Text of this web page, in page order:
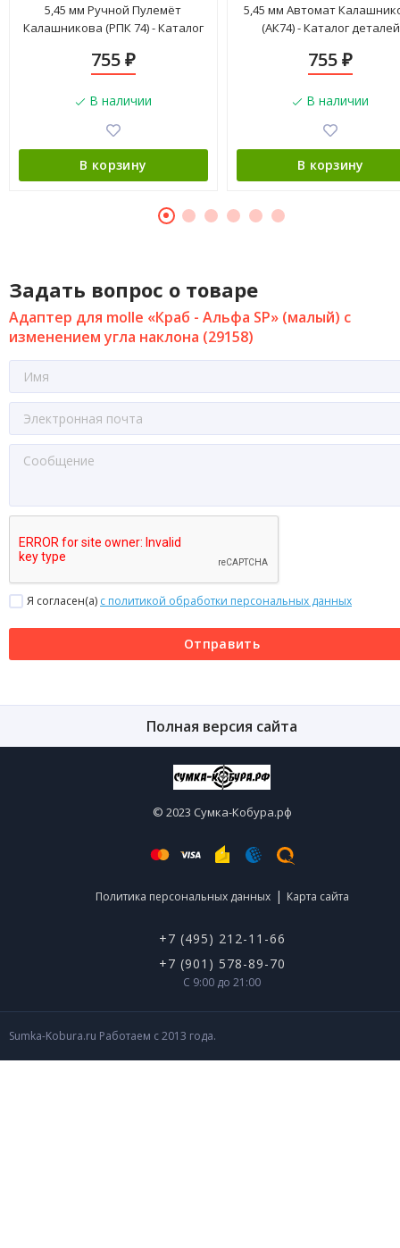
5,45 мм Ручной Пулемёт
Калашникова (РПК 74) - Каталог
755 ₽
В наличии
В корзину
5,45 мм Автомат
(АК74) - Каталог деталей
755₽
В наличии
В корзину
Задать вопрос о товаре
Адаптер для molle «Краб - Альфа SP» (малый) с
изменением угла наклона (29158)
Я согласен(a) с политикой обработки персональных данных
Отправить
Полная версия сайта
© 2023 Сумка-Кобура.рф
Политика персональных данных | Карта сайта
+7 (495) 212-11-66
+7 (901) 578-89-70
С 9:00 до 21:00
Sumka-Kobura.ru Работаем с 2013 года.